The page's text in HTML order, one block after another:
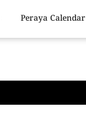
Peraya Calendar